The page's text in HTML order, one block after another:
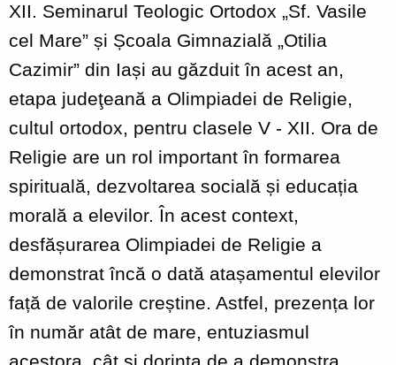
XII. Seminarul Teologic Ortodox „Sf. Vasile
cel Mare” și Școala Gimnazială „Otilia
Cazimir” din Iași au găzduit în acest an,
etapa judeţeană a Olimpiadei de Religie,
cultul ortodox, pentru clasele V - XII. Ora de
Religie are un rol important în formarea
spirituală, dezvoltarea socială și educația
morală a elevilor. În acest context,
desfășurarea Olimpiadei de Religie a
demonstrat încă o dată atașamentul elevilor
față de valorile creștine. Astfel, prezența lor
în număr atât de mare, entuziasmul